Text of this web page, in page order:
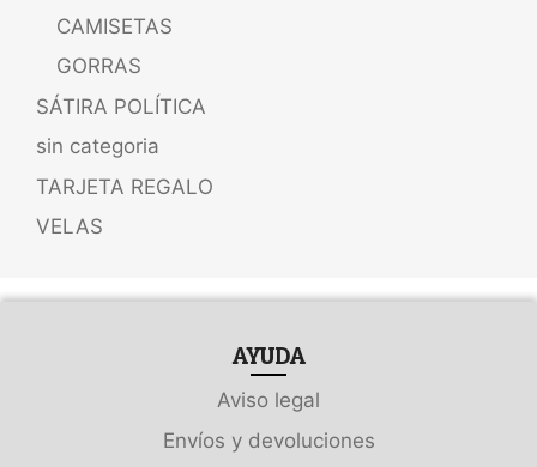
CAMISETAS
GORRAS
SÁTIRA POLÍTICA
sin categoria
TARJETA REGALO
VELAS
AYUDA
Aviso legal
Envíos y devoluciones